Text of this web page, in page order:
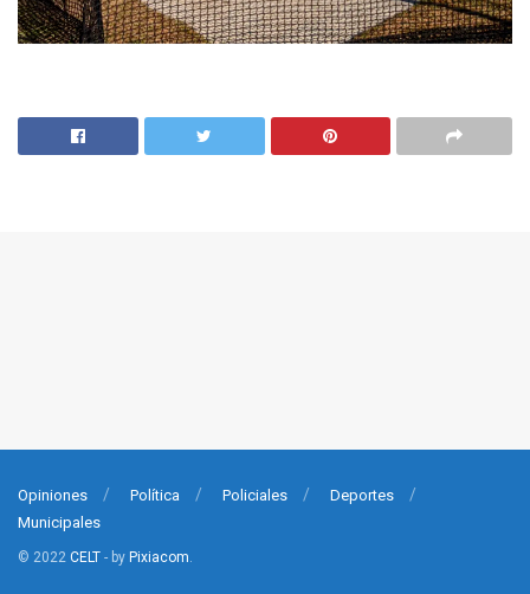
Opiniones Política Policiales
Deportes
Municipales
© 2022 CELT - by Pixiacom.